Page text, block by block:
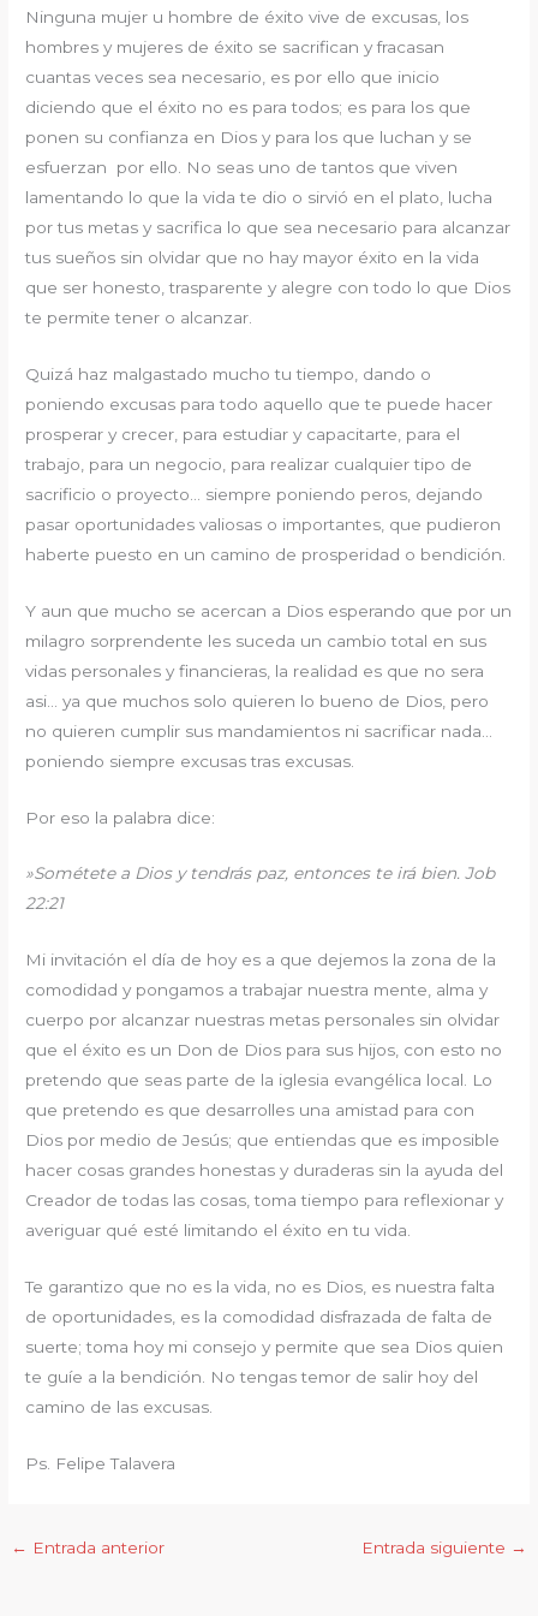
Ninguna mujer u hombre de éxito vive de excusas, los
hombres y mujeres de éxito se sacrifican y fracasan
cuantas veces sea necesario, es por ello que inicio
diciendo que el éxito no es para todos; es para los que
ponen su confianza en Dios y para los que luchan y se
esfuerzan por ello. No seas uno de tantos que viven
lamentando lo que la vida te dio o sirvió en el plato, lucha
por tus metas y sacrifica lo que sea necesario para alcanzar
tus sueños sin olvidar que no hay mayor éxito en la vida
que ser honesto, trasparente y alegre con todo lo que Dios
te permite tener o alcanzar.
Quizá haz malgastado mucho tu tiempo, dando o
poniendo excusas para todo aquello que te puede hacer
prosperar y crecer, para estudiar y capacitarte, para el
trabajo, para un negocio, para realizar cualquier tipo de
sacrificio o proyecto… siempre poniendo peros, dejando
pasar oportunidades valiosas o importantes, que pudieron
haberte puesto en un camino de prosperidad o bendición.
Y aun que mucho se acercan a Dios esperando que por un
milagro sorprendente les suceda un cambio total en sus
vidas personales y financieras, la realidad es que no sera
asi… ya que muchos solo quieren lo bueno de Dios, pero
no quieren cumplir sus mandamientos ni sacrificar nada…
poniendo siempre excusas tras excusas.
Por eso la palabra dice:
»Sométete a Dios y tendrás paz, entonces te irá bien. Job
22:21
Mi invitación el día de hoy es a que dejemos la zona de la
comodidad y pongamos a trabajar nuestra mente, alma y
cuerpo por alcanzar nuestras metas personales sin olvidar
que el éxito es un Don de Dios para sus hijos, con esto no
pretendo que seas parte de la iglesia evangélica local. Lo
que pretendo es que desarrolles una amistad para con
Dios por medio de Jesús; que entiendas que es imposible
hacer cosas grandes honestas y duraderas sin la ayuda del
Creador de todas las cosas, toma tiempo para reflexionar y
averiguar qué esté limitando el éxito en tu vida.
Te garantizo que no es la vida, no es Dios, es nuestra falta
de oportunidades, es la comodidad disfrazada de falta de
suerte; toma hoy mi consejo y permite que sea Dios quien
te guíe a la bendición. No tengas temor de salir hoy del
camino de las excusas.
Ps. Felipe Talavera
← Entrada anterior Entrada siguiente →